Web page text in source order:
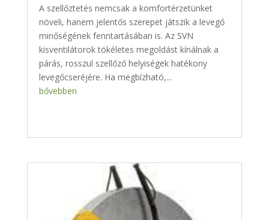
A szellőztetés nemcsak a komfortérzetünket
növeli, hanem jelentős szerepet játszik a levegő
minőségének fenntartásában is. Az SVN
kisventilátorok tökéletes megoldást kínálnak a
párás, rosszul szellőző helyiségek hatékony
levegőcseréjére. Ha megbízható,...
bővebben